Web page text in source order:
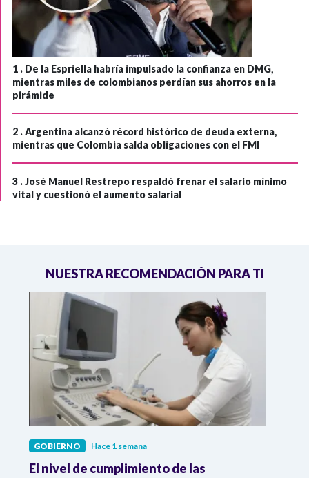
1 . De la Espriella habría impulsado la confianza en DMG,
mientras miles de colombianos perdían sus ahorros en la
pirámide
2 .Argentina alcanzó récord histórico de deuda externa,
mientras que Colombia salda obligaciones con el FMI
3 .José Manuel Restrepo respaldó frenar el salario mínimo
vital y cuestionó el aumento salarial
NUESTRA RECOMENDACIÓN PARA TI
GOBIERNO Hace 1 semana
El nivel de cumplimiento de las